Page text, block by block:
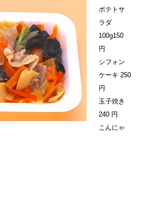
ポテトサ
ラダ
100g150
円
シフォン
ケーキ 250
円
玉子焼き
240 円
こんにゃ